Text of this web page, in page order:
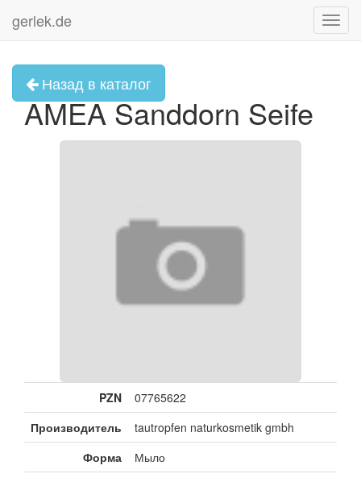
gerlek.de
Назад в каталог
AMEA Sanddorn Seife
PZN
07765622
Производитель
tautropfen naturkosmetik gmbh
Форма
Мыло